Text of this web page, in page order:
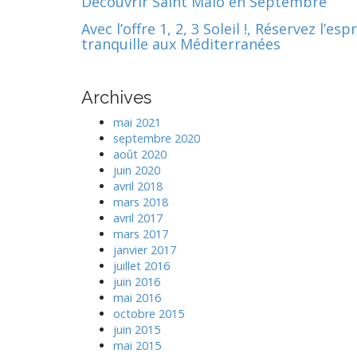
Avec l’offre 1, 2, 3 Soleil !, Réservez
tranquille aux Méditerranées
Archives
mai 2021
septembre 2020
août 2020
juin 2020
avril 2018
mars 2018
avril 2017
mars 2017
janvier 2017
juillet 2016
juin 2016
mai 2016
octobre 2015
juin 2015
mai 2015